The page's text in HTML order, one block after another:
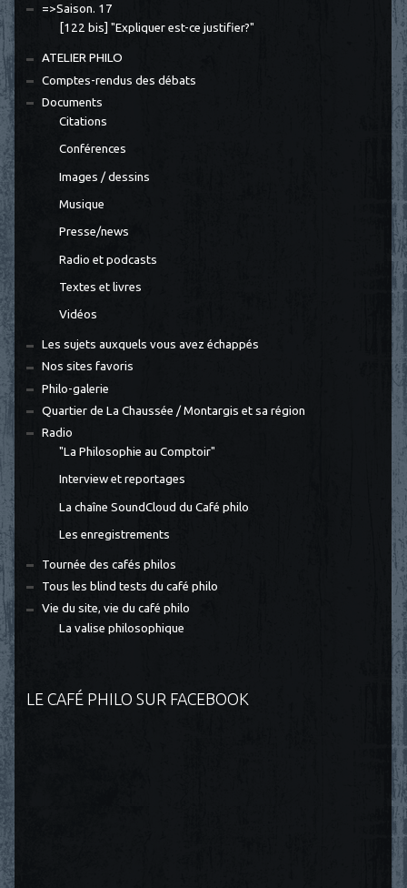
=>Saison. 17
[122 bis] "Expliquer est-ce justifier?"
ATELIER PHILO
Comptes-rendus des débats
Documents
Citations
Conférences
Images / dessins
Musique
Presse/news
Radio et podcasts
Textes et livres
Vidéos
Les sujets auxquels vous avez échappés
Nos sites favoris
Philo-galerie
Quartier de La Chaussée / Montargis et sa région
Radio
"La Philosophie au Comptoir"
Interview et reportages
La chaîne SoundCloud du Café philo
Les enregistrements
Tournée des cafés philos
Tous les blind tests du café philo
Vie du site, vie du café philo
La valise philosophique
LE CAFÉ PHILO SUR FACEBOOK